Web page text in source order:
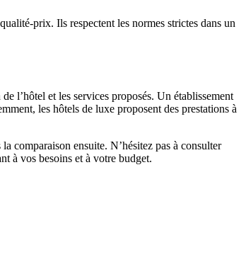
prix. Ils respectent les normes strictes dans un
l’hôtel et les services proposés. Un établissement
les hôtels de luxe proposent des prestations à
comparaison ensuite. N’hésitez pas à consulter
à vos besoins et à votre budget.